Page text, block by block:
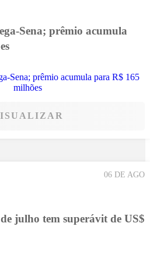
Sena; prêmio acumula
06 DE AGO
julho tem superávit de US$